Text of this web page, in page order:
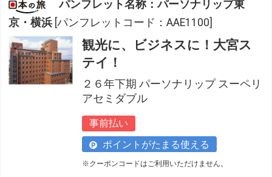
パンフレット名称：パーソナリップ東
京・横浜 [パンフレットコード：AAE1100]
観光に、ビジネスに！大宮ス
テイ！
２６年下期 パーソナリップ スーペリ
アセミダブル
事前払い
ポイントがたまる使える
※クーポンコードはご利用いただけません。